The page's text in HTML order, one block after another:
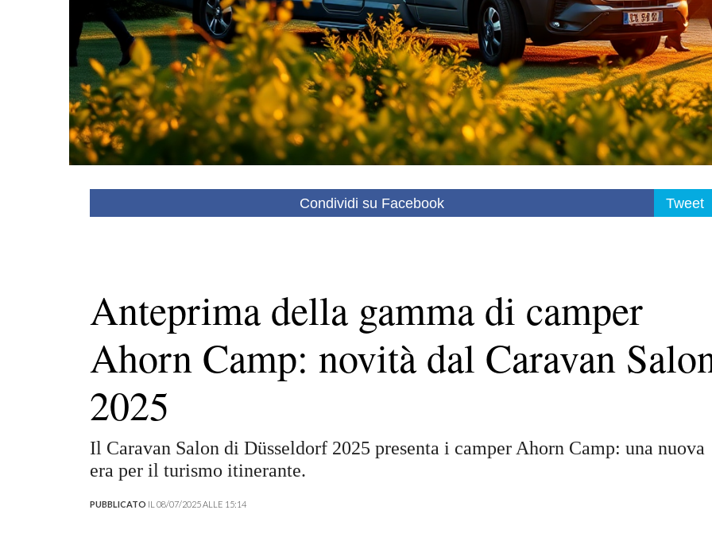
Condividi su Facebook Tweet
Anteprima della gamma di camper
Ahorn Camp: novità dal Caravan
2025
Il Caravan Salon di Düsseldorf 2025 presenta i camper Ahorn Camp: una nuova
era per il turismo itinerante.
PUBBLICATO IL 08/07/2025 ALLE 15:14